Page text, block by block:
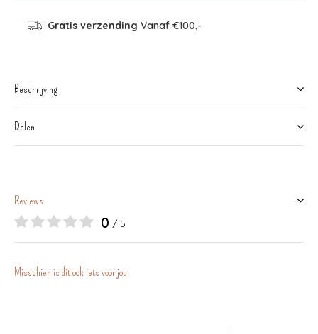
Gratis verzending Vanaf €100,-
Beschrijving
Delen
Reviews
0 / 5
Misschien is dit ook iets voor jou